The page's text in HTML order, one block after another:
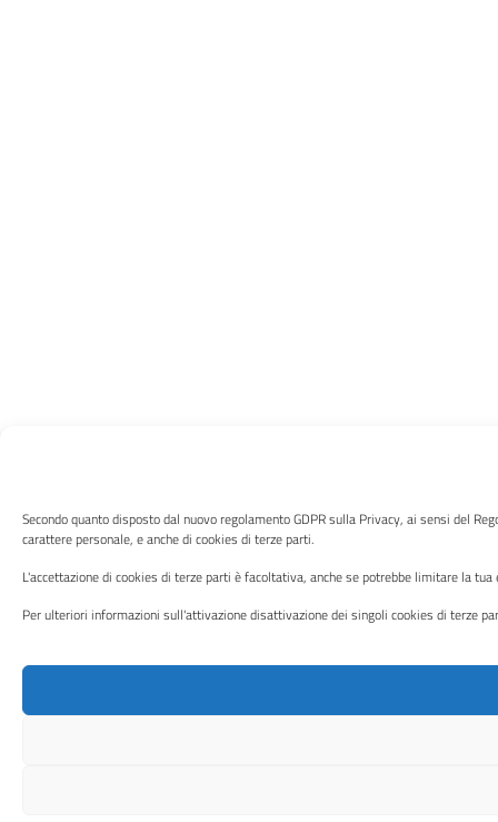
Secondo quanto disposto dal nuovo regolamento GDPR sulla Privacy, ai sensi del
carattere personale, e anche di cookies di terze parti.
L'accettazione di cookies di terze parti è facoltativa, anche se potrebbe limitare la
Per ulteriori informazioni sull'attivazione disattivazione dei singoli cookies di terze